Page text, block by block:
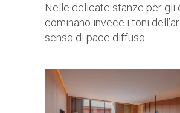
Nelle delicate stanze per gli
dominano invece i toni
senso di pace diffuso.